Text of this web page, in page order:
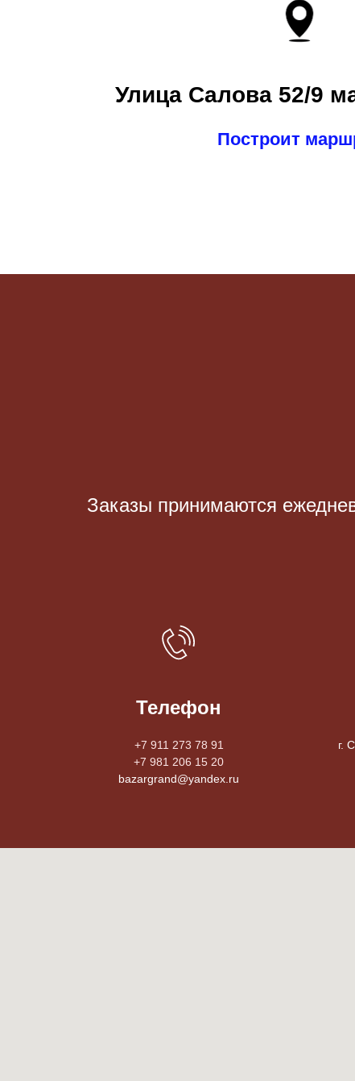
Улица Салова 52/9
Построит
Заказы принимаются
Телефон
+7 911 273 78 91
+7 981 206 15 20
bazargrand@yandex.ru
г.